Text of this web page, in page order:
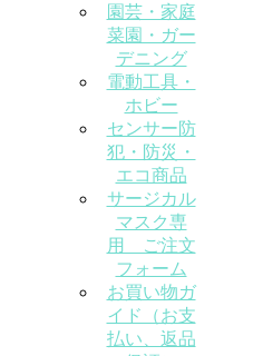
園芸・家庭
菜園・ガー
デニング
電動工具・
ホビー
センサー防
犯・防災・
エコ商品
サージカル
マスク専
用 ご注文
フォーム
お買い物ガ
イド（お支
払い、返品